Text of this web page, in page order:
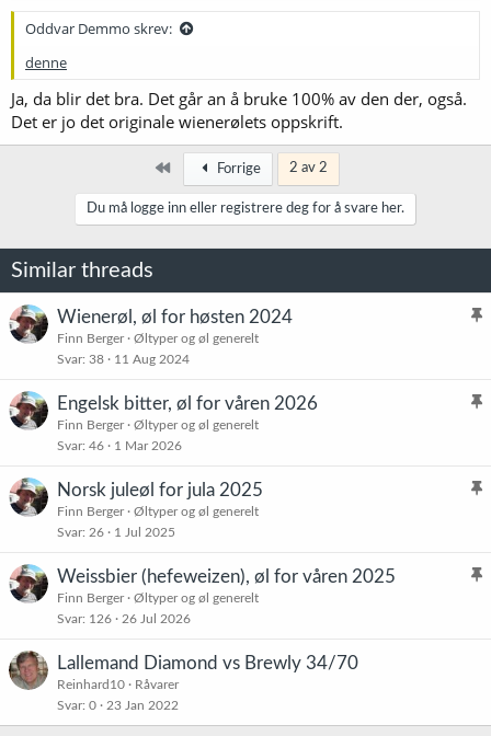
Oddvar Demmo skrev:
denne
Ja, da blir det bra. Det går an å bruke 100% av den der, også.
Det er jo det originale wienerølets oppskrift.
Først Forrige 2 av 2
Du må logge inn eller registrere deg for å svare her.
Similar threads
K
t
Wienerøl, øl for høsten 2024
Finn Berger
Øltyper og øl generelt
Svar 38 11 Aug 2024
K
t
Engelsk bitter, øl for våren 2026
Finn Berger
Øltyper og øl generelt
Svar 46 1 Mar 2026
K
t
Norsk juleøl for jula 2025
Finn Berger
Øltyper og øl generelt
Svar 26 1 Jul 2025
K
Weissbier (hefeweizen), øl for våren 2025
Finn Berger
Øltyper og øl generelt
Svar 126 26 Jul 2026
Lallemand Diamond vs Brewly 34/70
Reinhard10
Råvarer
Svar 0 23 Jan 2022